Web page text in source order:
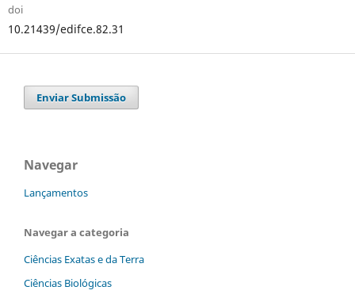
doi
10.21439/edifce.82.31
Enviar Submissão
Navegar
Lançamentos
Navegar a categoria
Ciências Exatas e da Terra
Ciências Biológicas